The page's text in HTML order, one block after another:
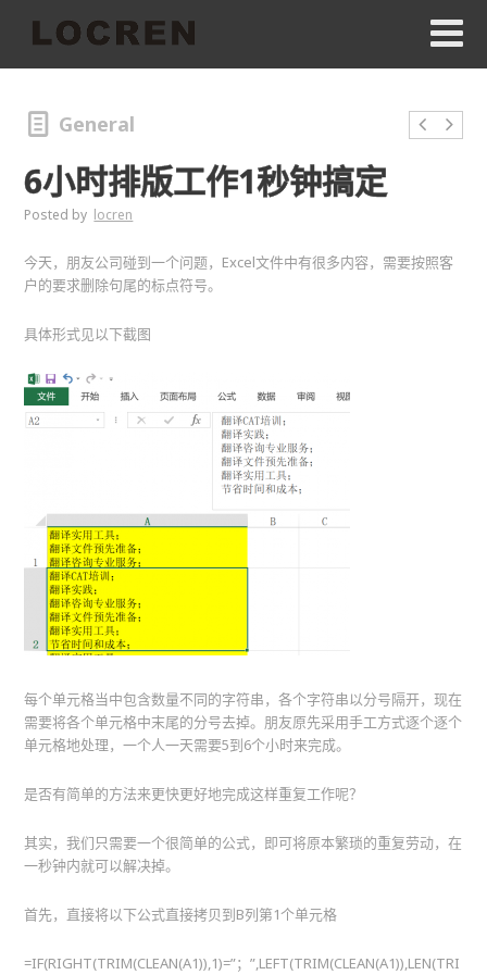
General
6小时排版工作1秒钟搞定
Posted by locren
今天，朋友公司碰到一个问题，Excel文件中有很多内容，需要按照客
户的要求删除句尾的标点符号。
具体形式见以下截图
每个单元格当中包含数量不同的字符串，各个字符串以分号隔开，现在
需要将各个单元格中末尾的分号去掉。朋友原先采用手工方式逐个逐个
单元格地处理，一个人一天需要5到6个小时来完成。
是否有简单的方法来更快更好地完成这样重复工作呢？
其实，我们只需要一个很简单的公式，即可将原本繁琐的重复劳动，在
一秒钟内就可以解决掉。
首先，直接将以下公式直接拷贝到B列第1个单元格
=IF(RIGHT(TRIM(CLEAN(A1)),1)=”；”,LEFT(TRIM(CLEAN(A1)),LEN(TRI